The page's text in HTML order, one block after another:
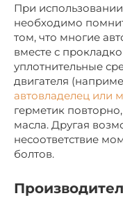
При
необходимо
том, что многие
вместе с
уплотнительные
двигателя
автовладелец или
герметик
масла. Другая
несоответствие
болтов.